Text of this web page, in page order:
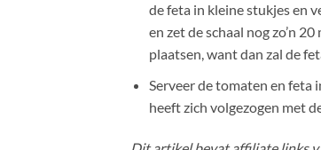
de feta in kleine stukjes en
en zet de schaal nog zo’n
plaatsen, want dan zal de
Serveer de tomaten en feta
heeft zich volgezogen met